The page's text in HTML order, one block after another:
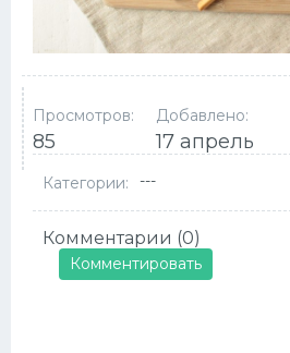
Просмотров:
85
Добавлено:
17 апрель
Категории: ---
Комментарии (0)
Комментировать